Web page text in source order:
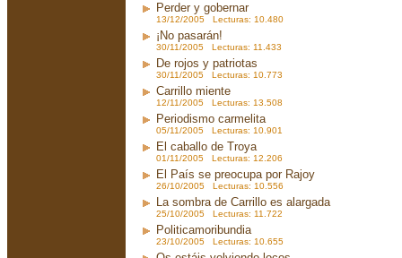
Perder y gobernar
13/12/2005 Lecturas: 10.480
¡No pasarán!
30/11/2005 Lecturas: 11.433
De rojos y patriotas
30/11/2005 Lecturas: 10.773
Carrillo miente
12/11/2005 Lecturas: 13.508
Periodismo carmelita
05/11/2005 Lecturas: 10.901
El caballo de Troya
01/11/2005 Lecturas: 12.206
El País se preocupa por Rajoy
26/10/2005 Lecturas: 10.556
La sombra de Carrillo es alargada
25/10/2005 Lecturas: 11.722
Politicamoribundia
23/10/2005 Lecturas: 10.655